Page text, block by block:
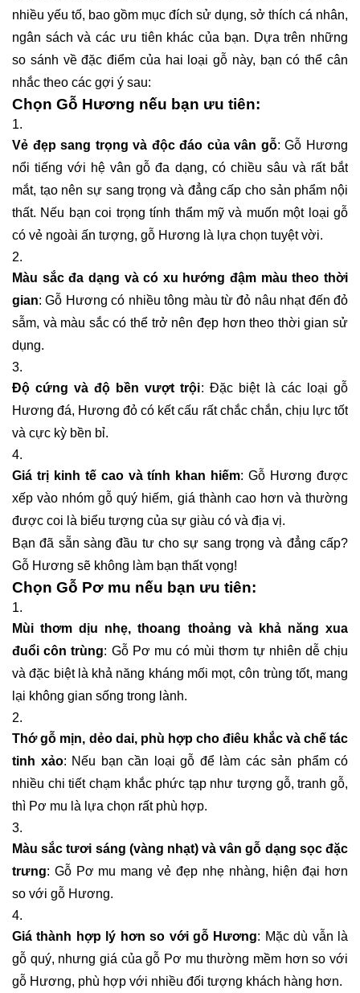
nhiều yếu tố, bao gồm mục đích sử dụng, sở thích cá nhân,
ngân sách và các ưu tiên khác của bạn. Dựa trên những
so sánh về đặc điểm của hai loại gỗ này, bạn có thể cân
nhắc theo các gợi ý sau:
Chọn Gỗ Hương nếu bạn ưu tiên:
Vẻ đẹp sang trọng và độc đáo của vân gỗ: Gỗ Hương
nổi tiếng với hệ vân gỗ đa dạng, có chiều sâu và rất bắt
mắt, tạo nên sự sang trọng và đẳng cấp cho sản phẩm nội
thất. Nếu bạn coi trọng tính thẩm mỹ và muốn một loại gỗ
có vẻ ngoài ấn tượng, gỗ Hương là lựa chọn tuyệt vời.
Màu sắc đa dạng và có xu hướng đậm màu theo thời
gian: Gỗ Hương có nhiều tông màu từ đỏ nâu nhạt đến đỏ
sẫm, và màu sắc có thể trở nên đẹp hơn theo thời gian sử
dụng.
Độ cứng và độ bền vượt trội: Đặc biệt là các loại gỗ
Hương đá, Hương đỏ có kết cấu rất chắc chắn, chịu lực tốt
và cực kỳ bền bỉ.
Giá trị kinh tế cao và tính khan hiếm: Gỗ Hương được
xếp vào nhóm gỗ quý hiếm, giá thành cao hơn và thường
được coi là biểu tượng của sự giàu có và địa vị.
Bạn đã sẵn sàng đầu tư cho sự sang trọng và đẳng cấp?
Gỗ Hương sẽ không làm bạn thất vọng!
Chọn Gỗ Pơ mu nếu bạn ưu tiên:
Mùi thơm dịu nhẹ, thoang thoảng và khả năng xua
đuổi côn trùng: Gỗ Pơ mu có mùi thơm tự nhiên dễ chịu
và đặc biệt là khả năng kháng mối mọt, côn trùng tốt, mang
lại không gian sống trong lành.
Thớ gỗ mịn, dẻo dai, phù hợp cho điêu khắc và chế tác
tinh xảo: Nếu bạn cần loại gỗ để làm các sản phẩm có
nhiều chi tiết chạm khắc phức tạp như tượng gỗ, tranh gỗ,
thì Pơ mu là lựa chọn rất phù hợp.
Màu sắc tươi sáng (vàng nhạt) và vân gỗ dạng sọc đặc
trưng: Gỗ Pơ mu mang vẻ đẹp nhẹ nhàng, hiện đại hơn
so với gỗ Hương.
Giá thành hợp lý hơn so với gỗ Hương: Mặc dù vẫn là
gỗ quý, nhưng giá của gỗ Pơ mu thường mềm hơn so với
gỗ Hương, phù hợp với nhiều đối tượng khách hàng hơn.